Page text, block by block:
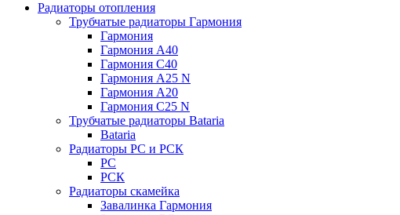
Радиаторы отопления
Трубчатые радиаторы Гармония
Гармония
Гармония А40
Гармония С40
Гармония А25 N
Гармония А20
Гармония С25 N
Трубчатые радиаторы Bataria
Bataria
Радиаторы РС и РСК
РС
РСК
Радиаторы скамейка
Завалинка Гармония